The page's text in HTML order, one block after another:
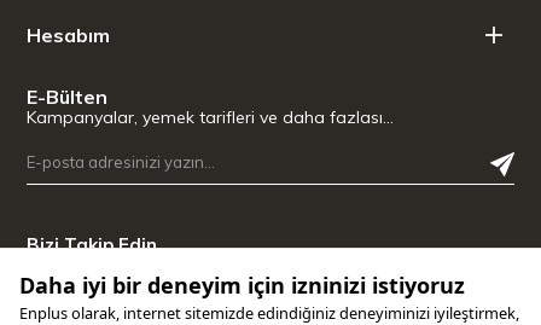
Hesabım
E-Bülten
Kampanyalar, yemek tarifleri ve daha fazlası…
Bizi Takip Edin